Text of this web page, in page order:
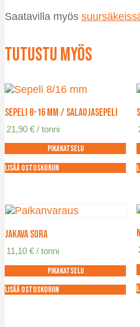
Saatavilla myös
Tutustu myös
Sepeli 8-16 mm / salaojasepeli
21,90€ / tonni
Pikakatselu
Lisää ostoskoriin
Jakava sora
11,10€ / tonni
Pikakatselu
Lisää ostoskoriin